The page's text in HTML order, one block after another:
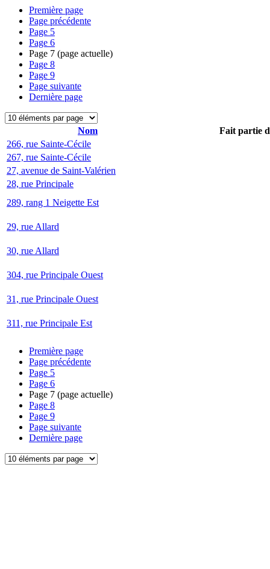
Première page
Page précédente
Page 5
Page 6
Page 7 (page actuelle)
Page 8
Page 9
Page suivante
Dernière page
Nom
Fait partie
266, rue Sainte-Cécile
267, rue Sainte-Cécile
27, avenue de Saint-Valérien
28, rue Principale
289, rang 1 Neigette Est
29, rue Allard
30, rue Allard
304, rue Principale Ouest
31, rue Principale Ouest
311, rue Principale Est
Première page
Page précédente
Page 5
Page 6
Page 7 (page actuelle)
Page 8
Page 9
Page suivante
Dernière page